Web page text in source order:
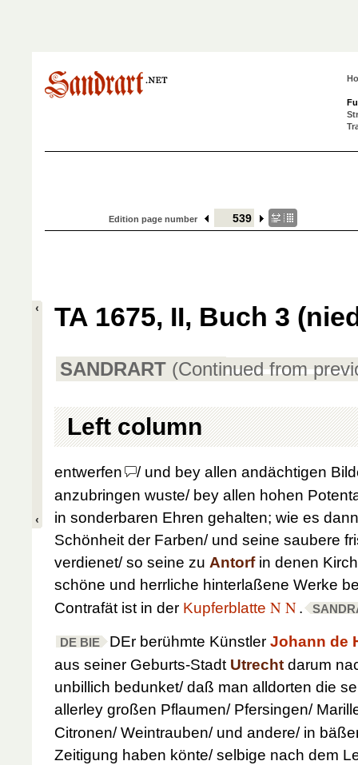
Edition page number
TA 1675, II, Buch 3
SANDRART (Continued from
Left column
entwerfen
/ und bey allen andächtigen
anzubringen wuste/ bey allen hohen
in sonderbaren Ehren gehalten; wie es
Schönheit der Farben/ und seine saubere
verdienet/ so seine zu Antorfin denen
schöne und herrliche hinterlaßene Werke
Contrafät ist in der Kupferblatte N N.
DE BIE DEr berühmte Künstler Johann de
aus seiner Geburts-Stadt Utrecht darum
unbillich bedunket/ daß man alldorten die
allerley großen Pflaumen/ Pfersingen/
Citronen/ Weintrauben/ und andere/ in
Zeitigung haben könte/ selbige nach dem